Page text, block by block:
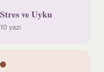
Stres ve Uyku
10 yazı